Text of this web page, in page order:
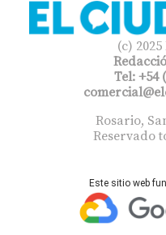
(c)
Tel: +54
Rosario,
Reservado
Este sitio web